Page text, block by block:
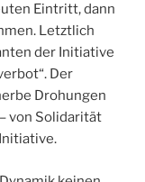
Eintritt, dann
Letztlich
der Initiative
Der
Drohungen
von Solidarität